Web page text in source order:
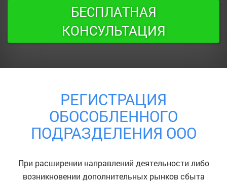
БЕСПЛАТНАЯ
КОНСУЛЬТАЦИЯ
РЕГИСТРАЦИЯ
ОБОСОБЛЕННОГО
ПОДРАЗДЕЛЕНИЯ ООО
При расширении направлений деятельности либо
возникновении дополнительных рынков сбыта